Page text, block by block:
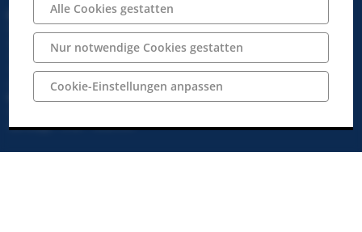
Stadtmarketing Ibbenbüren GmbH
Neumarkt 39
49477 Ibbenbüren
Telefon: 05451 / 54 54 50
Telefax: 05451 / 54 54 590
info@ibbenbueren.info
Unsere Öffnungszeiten:
samstags: 10:00 - 18:00 Uhr
Alle Cookies gestatten
Nur notwendige Cookies gestatten
Cookie-Einstellungen anpassen